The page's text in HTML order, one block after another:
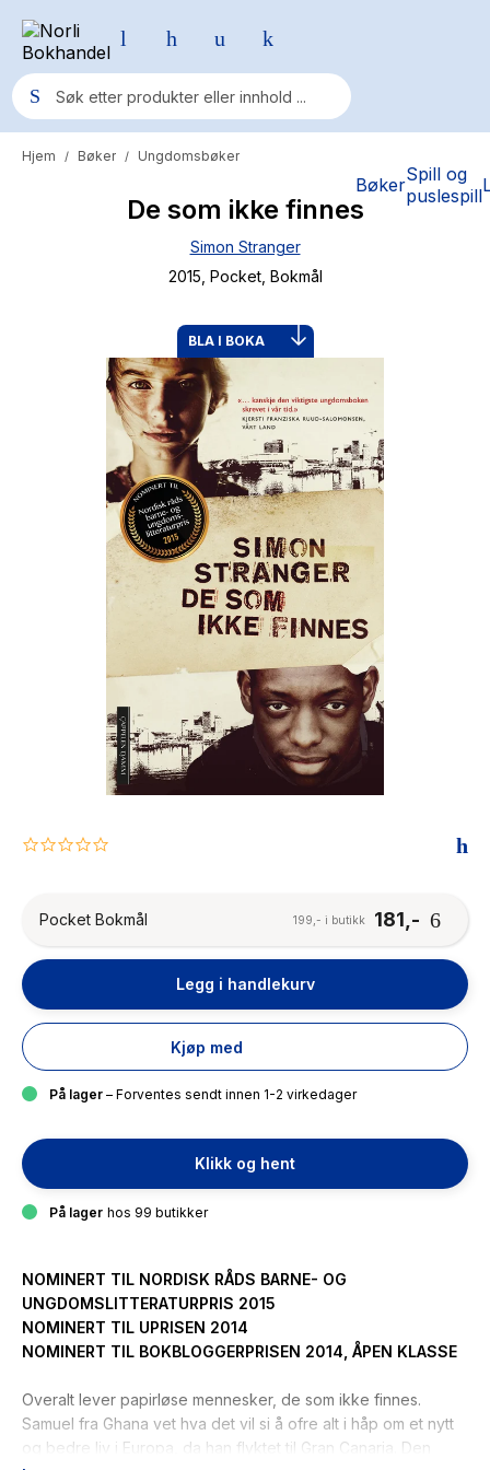
BøkerSpill og
puslespill
Populære søk
Fury Bound - Sable Sorensen
Elizabeth Strout
Hypopressiv trening
The Housemaid
Hjem / Bøker / Ungdomsbøker
De som ikke finnes
Simon Stranger
2015 , Pocket, Bokmål
BLA I BOKA
0.0
Pocket Bokmål
181,-
199,- i butikk
Legg i handlekurv
Kjøp med
På lager – Forventes sendt innen 1-2 virkedager
Klikk og hent
På lager hos 99 butikker
NOMINERT TIL NORDISK RÅDS BARNE- OG
UNGDOMSLITTERATURPRIS 2015
NOMINERT TIL UPRISEN 2014
NOMINERT TIL BOKBLOGGERPRISEN 2014, ÅPEN KLASSE
Overalt lever papirløse mennesker, de som ikke finnes.
Samuel fra Ghana vet hva det vil si å ofre alt i håp om et nytt
og bedre liv i Europa, da han flyktet til Gran Canaria. Den